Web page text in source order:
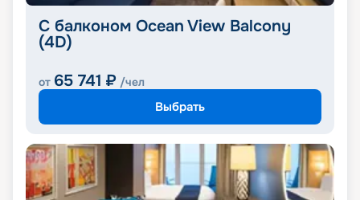
С балконом Ocean View Balcony
(4D)
от 65 741 ₽ /чел
Выбрать